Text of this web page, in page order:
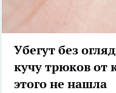
Убегут без
кучу трюков от
этого не нашла